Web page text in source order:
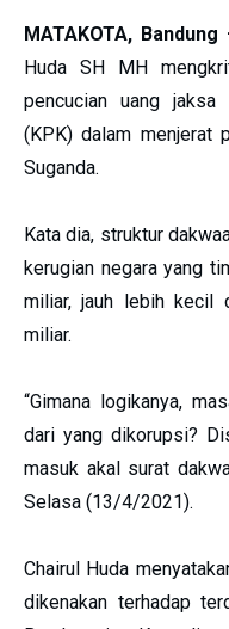
MATAKOTA, Bandung
Huda SH MH
pencucian uang jaksa
(KPK) dalam menjerat
Suganda.
Kata dia, struktur
kerugian negara yang
miliar, jauh lebih kecil
miliar.
“Gimana logikanya,
dari yang dikorupsi?
masuk akal surat
Selasa (13/4/2021).
Chairul Huda
dikenakan terhadap